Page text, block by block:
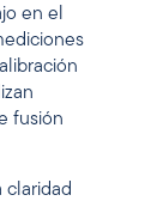
en el
fusión
claridad